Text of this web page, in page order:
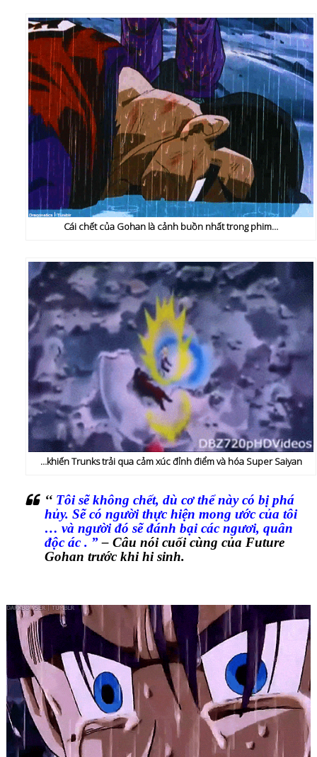
Cái chết của Gohan là cảnh buồn nhất trong phim…
…khiến Trunks trải qua cảm xúc đỉnh điểm và hóa Super Saiyan
‘‘ Tôi sẽ không chết, dù cơ thể này có bị phá
hủy. Sẽ có người thực hiện mong ước của tôi
… và người đó sẽ đánh bại các ngươi, quân
độc ác . ”– Câu nói cuối cùng của Future
Gohan trước khi hi sinh.